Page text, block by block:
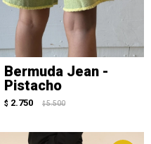
Bermuda Jean -
Pistacho
$ 2.750 $ 5.500